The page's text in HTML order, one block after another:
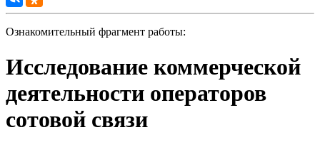
Ознакомительный фрагмент работы:
Исследование коммерческой
деятельности операторов
сотовой связи